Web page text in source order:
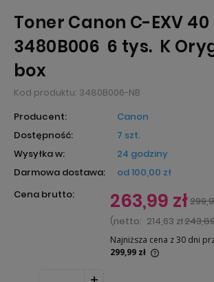
Toner Canon C-EXV 40
3480B006 6 tys. K
box
Kod produktu: 3480B006-NB
Producent:
Canon
Dostępność:
7 szt.
Wysyłka w:
24 godziny
Darmowa dostawa:
od 100,00 zł
Cena brutto:
263,99 zł
(netto: 214,63 zł
Najniższa cena z 30 dni
299,99 zł